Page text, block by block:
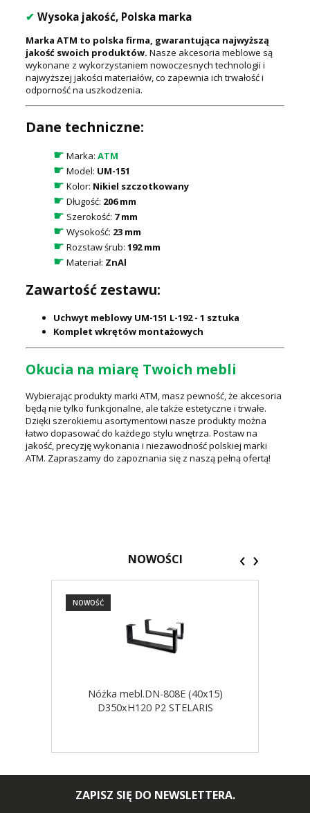
✔ Wysoka jakość, Polska marka
Marka ATM to polska firma, gwarantująca najwyższą
jakość swoich produktów. Nasze akcesoria meblowe są
wykonane z wykorzystaniem nowoczesnych technologii i
najwyższej jakości materiałów, co zapewnia ich trwałość i
odporność na uszkodzenia.
Dane techniczne:
☛ Marka: ATM
☛ Model: UM-151
☛ Kolor: Nikiel szczotkowany
☛ Długość: 206 mm
☛ Szerokość: 7 mm
☛ Wysokość: 23 mm
☛ Rozstaw śrub: 192 mm
☛ Materiał: ZnAl
Zawartość zestawu:
Uchwyt meblowy UM-151 L-192 - 1 sztuka
Komplet wkrętów montażowych
Okucia na miarę Twoich mebli
Wybierając produkty marki ATM, masz pewność, że akcesoria
będą nie tylko funkcjonalne, ale także estetyczne i trwałe.
Dzięki szerokiemu asortymentowi nasze produkty można
łatwo dopasować do każdego stylu wnętrza. Postaw na
jakość, precyzję wykonania i niezawodność polskiej marki
ATM. Zapraszamy do zapoznania się z naszą pełną ofertą!
NOWOŚCI
Nóżka mebl.DN-808E (40x15)
D350xH120 P2 STELARIS
NOWOŚĆ
‹ ›
ZAPISZ SIĘ DO NEWSLETTERA.